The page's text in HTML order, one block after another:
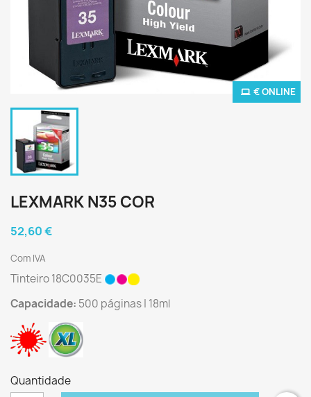
€ ONLINE
LEXMARK N35 COR
52,60 €
Com IVA
Tinteiro 18C0035E
Capacidade: 500 páginas | 18ml
Quantidade